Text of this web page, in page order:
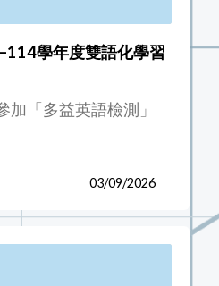
學年度雙語化學習
加「多益英語檢測」
03/09/2026